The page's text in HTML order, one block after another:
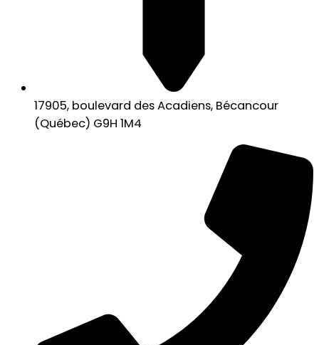
17905, boulevard des Acadiens, Bécancour
(Québec) G9H 1M4